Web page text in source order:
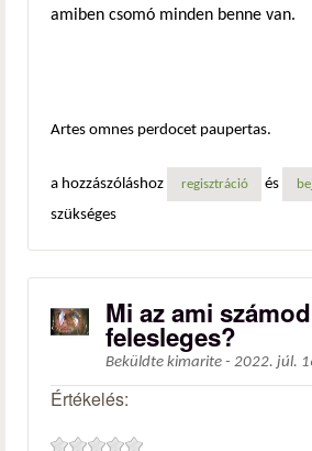
amiben csomó minden benne van.
Artes omnes perdocet paupertas.
a hozzászóláshoz regisztráció és
szükséges
Mi az ami
felesleges?
Beküldte kimarite - 2022. júl.
Értékelés: